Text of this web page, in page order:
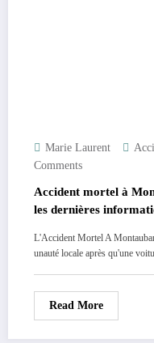
Marie Laurent
Comments
Accident mortel à
les dernières
L'Accident Mortel A
unauté locale après qu'une
Read More